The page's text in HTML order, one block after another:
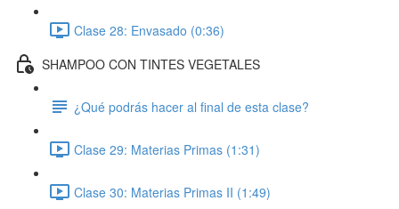
Clase 28: Envasado (0:36)
SHAMPOO CON TINTES VEGETALES
¿Qué podrás hacer al final de esta clase?
Clase 29: Materias Primas (1:31)
Clase 30: Materias Primas II (1:49)